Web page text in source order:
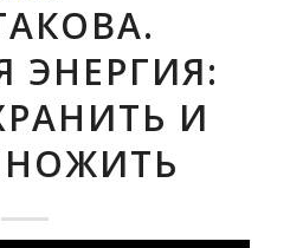
ЭНЕРГИЯ:
И